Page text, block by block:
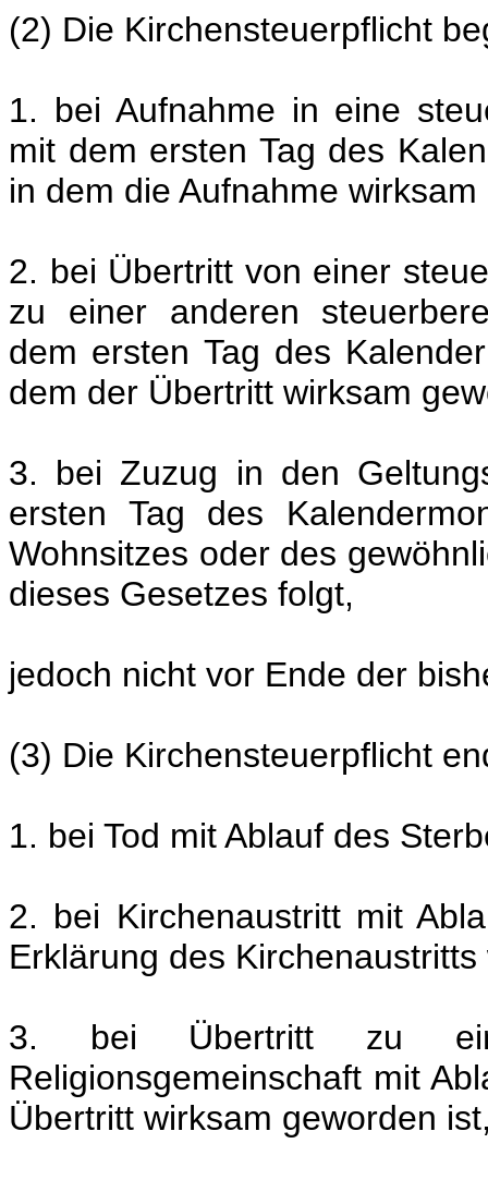
(2) Die Kirchensteuerpflicht
1. bei Aufnahme in eine
mit dem ersten Tag des
in dem die Aufnahme
2. bei Übertritt von einer
zu einer anderen
dem ersten Tag des
dem der Übertritt wirksam
3. bei Zuzug in den
ersten Tag des
Wohnsitzes oder des
dieses Gesetzes folgt,
jedoch nicht vor Ende der
(3) Die Kirchensteuerpflicht
1. bei Tod mit Ablauf des
2. bei Kirchenaustritt mit
Erklärung des
3. bei Übertritt zu
Religionsgemeinschaft mit
Übertritt wirksam geworden